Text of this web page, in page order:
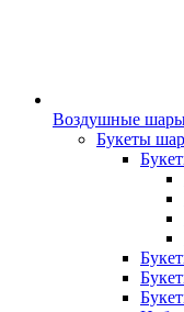
Воздушные
Букеты